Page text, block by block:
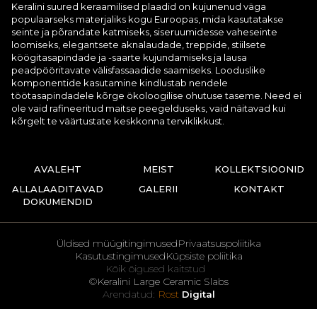
Keralini suured keraamilised plaadid on kujunenud väga
populaarseks materjaliks kogu Euroopas, mida kasutatakse
seinte ja põrandate katmiseks, siseruumidesse vaheseinte
loomiseks, elegantsete aknalaudade, treppide, stiilsete
köögitasapindade ja -saarte kujundamiseks ja lausa
peadpööritavate välisfassaadide saamiseks. Looduslike
komponentide kasutamine kindlustab nendele
töötasapindadele kõrge ökoloogilise ohutuse taseme. Need ei
ole vaid rafineeritud maitse peegelduseks, vaid näitavad kui
kõrgelt te väärtustate keskkonna terviklikkust.
AVALEHT MEIST
KOLLEKTSIOONID
ALLALAADITAVAD
DOKUMENDID
GALERII KONTAKT
Kõik õigused kaitstud
©Keralini Large Ceramic Slabs
Üldised müügitingimusedPrivaatsuspoliitika
KasutustingimusedKüpsiste poliitika
Arendatud: Rost Digital